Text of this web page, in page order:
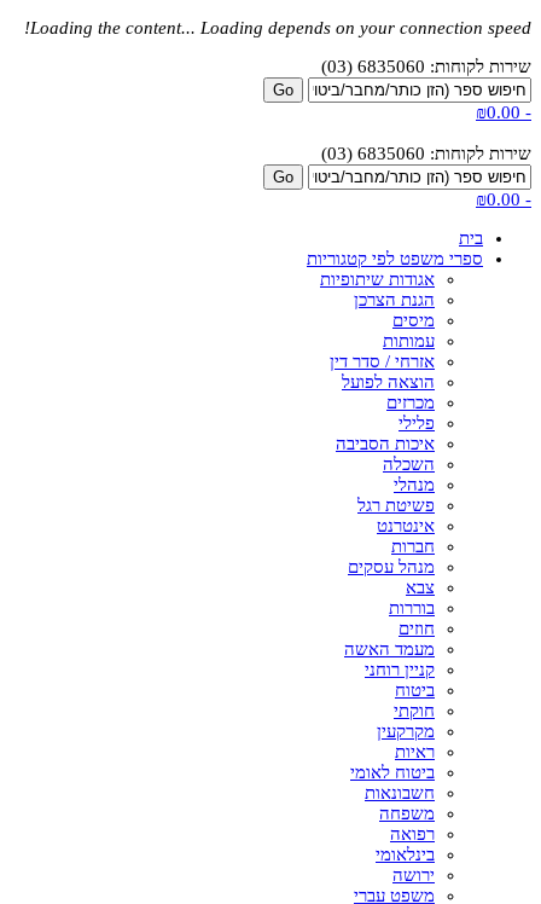
Loading the content... Loading depends on your connection speed!
שירות לקוחות: 6835060 (03)
-
₪0.00
שירות לקוחות: 6835060 (03)
-
₪0.00
בית
ספרי משפט לפי קטגוריות
אגודות שיתופיות
הגנת הצרכן
מיסים
עמותות
אזרחי / סדר דין
הוצאה לפועל
מכרזים
פלילי
איכות הסביבה
השכלה
מנהלי
פשיטת רגל
אינטרנט
חברות
מנהל עסקים
צבא
בוררות
חוזים
מעמד האשה
קניין רוחני
ביטוח
חוקתי
מקרקעין
ראיות
ביטוח לאומי
חשבונאות
משפחה
רפואה
בינלאומי
ירושה
משפט עברי